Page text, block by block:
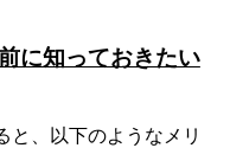
に知っておきたい
と、以下のようなメリ